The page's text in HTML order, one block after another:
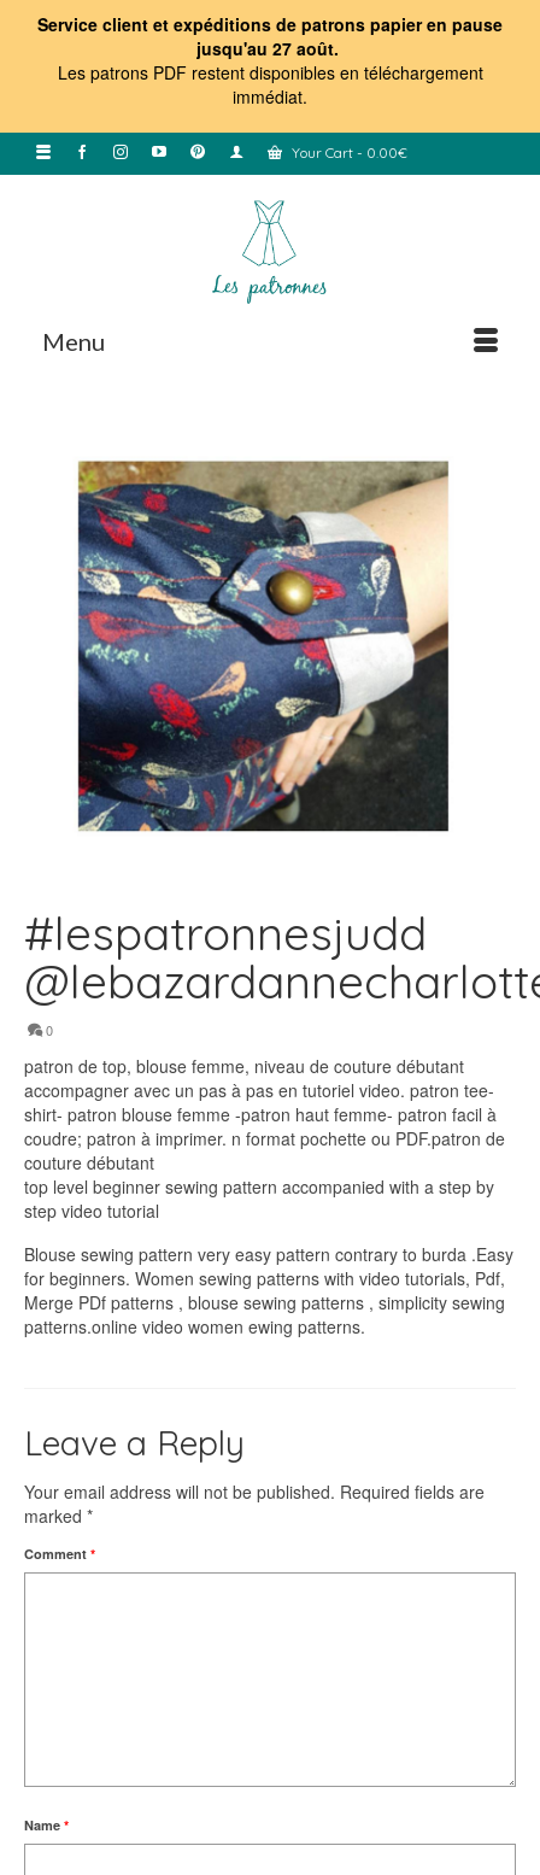
Service client et expéditions de patrons papier en pause
jusqu'au 27 août.
Les patrons PDF restent disponibles en téléchargement
immédiat.
Your Cart - 0.00€
Menu
#lespatronnesjudd
0
patron de top, blouse femme, niveau de couture débutant
accompagner avec un pas à pas en tutoriel video. patron tee-
shirt- patron blouse femme -patron haut femme- patron facil à
coudre; patron à imprimer. n format pochette ou PDF.patron de
couture débutant
top level beginner sewing pattern accompanied with a step by
step video tutorial
Blouse sewing pattern very easy pattern contrary to burda .Easy
for beginners. Women sewing patterns with video tutorials, Pdf,
Merge PDf patterns , blouse sewing patterns , simplicity sewing
patterns.online video women ewing patterns.
Leave a Reply
Your email address will not be published. Required fields are
marked *
Comment *
Name *